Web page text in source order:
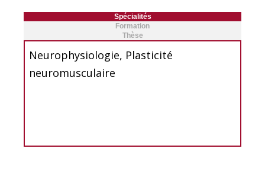
Spécialités
Formation
Thèse
Neurophysiologie, Plasticité
neuromusculaire